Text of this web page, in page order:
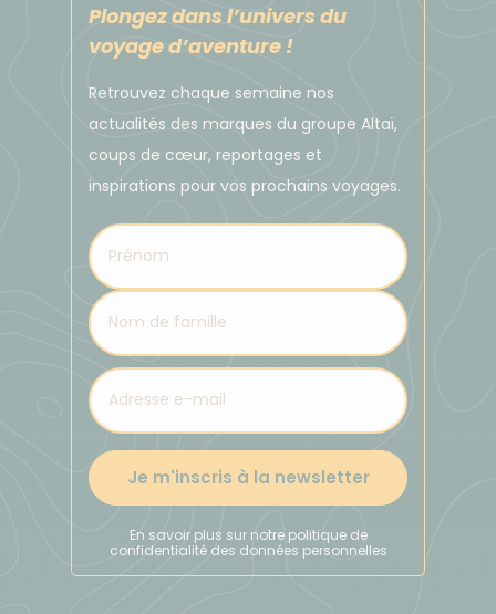
Plongez dans l’univers du
voyage d’aventure !
Retrouvez chaque semaine nos
actualités des marques du groupe Altaï,
coups de cœur, reportages et
inspirations pour vos prochains voyages.
Je m'inscris à la newsletter
En savoir plus sur notre politique de
confidentialité des données personnelles